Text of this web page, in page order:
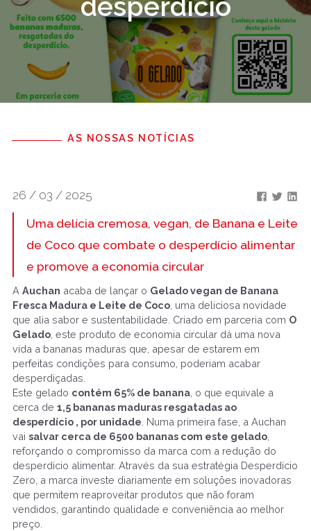
AS NOSSAS NOTÍCIAS
26 / 03 / 2025
Uma delícia cremosa, vegan, de Banana e Leite
de Coco que combate o desperdício alimentar
e promove a economia circular
A Auchan acaba de lançar o Gelado vegan de Banana
Fresca Madura e Leite de Coco, uma deliciosa novidade
que alia sabor e sustentabilidade. Criado em parceria com O
Gelado, este produto de economia circular dá uma nova
vida a bananas maduras que, apesar de estarem em
perfeitas condições para consumo, poderiam acabar
desperdiçadas.
Este gelado contém 65% de banana, o que equivale a
cerca de 1,5 bananas maduras resgatadas ao
desperdício , por unidade . Numa primeira fase, a Auchan
vai salvar cerca de 6500 bananas com este gelado,
reforçando o compromisso da marca com a redução do
desperdício alimentar. Através da sua estratégia Desperdício
Zero, a marca investe diariamente em soluções inovadoras
que permitem reaproveitar produtos que não foram
vendidos, garantindo qualidade e conveniência ao melhor
preço.